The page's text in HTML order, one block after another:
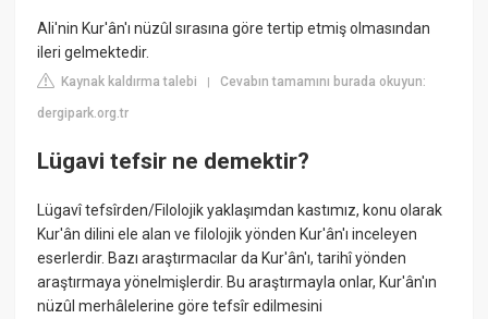
Ali'nin Kur'ân'ı nüzûl sırasına göre tertip etmiş olmasından
ileri gelmektedir.
Kaynak kaldırma talebi |Cevabın tamamını burada okuyun:
dergipark.org.tr
Lügavi tefsir ne demektir?
Lügavî tefsîrden/Filolojik yaklaşımdan kastımız, konu olarak
Kur'ân dilini ele alan ve filolojik yönden Kur'ân'ı inceleyen
eserlerdir. Bazı araştırmacılar da Kur'ân'ı, tarihî yönden
araştırmaya yönelmişlerdir. Bu araştırmayla onlar, Kur'ân'ın
nüzûl merhâlelerine göre tefsîr edilmesini